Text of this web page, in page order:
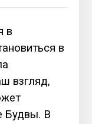
в
в
взгляд,
Будвы. В